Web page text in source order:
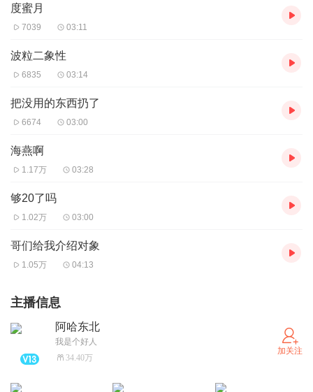
度蜜月
7039 03:11
波粒二象性
6835 03:14
把没用的东西扔了
6674 03:00
海燕啊
1.17万 03:28
够20了吗
1.02万 03:00
哥们给我介绍对象
1.05万 04:13
主播信息
阿哈东北
我是个好人
34.40万
加关注